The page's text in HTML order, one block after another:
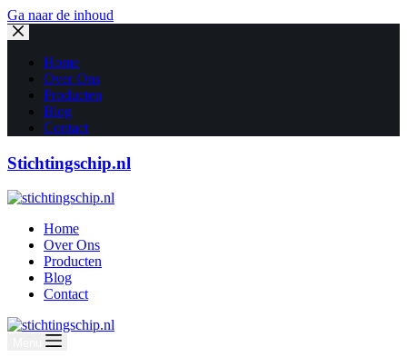
Ga naar de inhoud
Home
Over Ons
Producten
Blog
Contact
Stichtingschip.nl
Home
Over Ons
Producten
Blog
Contact